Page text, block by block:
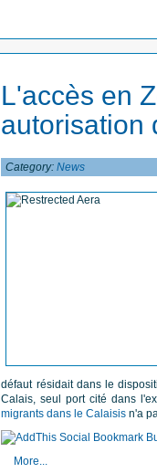
L'accès en
autorisation
Category:News
défaut résidait dans le
Calais, seul port cité dans
migrants dans le Calaisis n'a
More...